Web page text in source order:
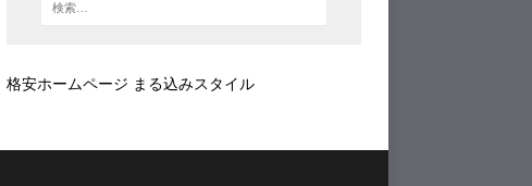
格安ホームページ まる込みスタイル